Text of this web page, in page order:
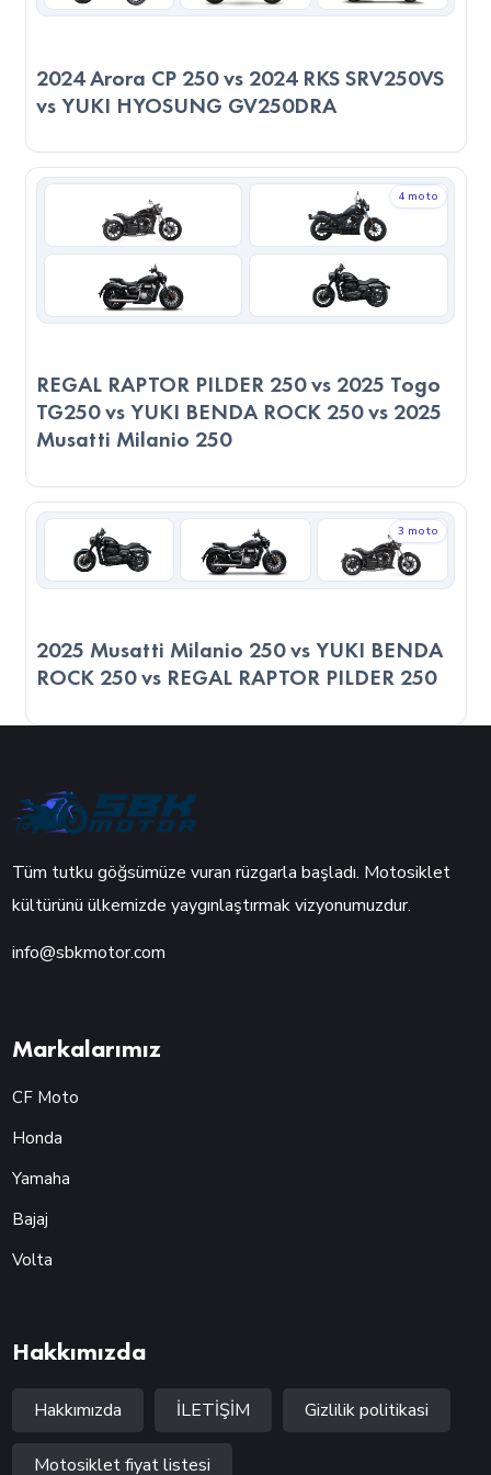
2024 Arora CP 250 vs 2024 RKS SRV250VS
vs YUKI HYOSUNG GV250DRA
4 moto
REGAL RAPTOR PILDER 250 vs 2025 Togo
TG250 vs YUKI BENDA ROCK 250 vs 2025
Musatti Milanio 250
3 moto
2025 Musatti Milanio 250 vs YUKI BENDA
ROCK 250 vs REGAL RAPTOR PILDER 250
Tüm tutku göğsümüze vuran rüzgarla başladı. Motosiklet
kültürünü ülkemizde yaygınlaştırmak vizyonumuzdur.
info@sbkmotor.com
Markalarımız
CF Moto
Honda
Yamaha
Bajaj
Volta
Hakkımızda
Hakkımızda İLETİŞİM Gizlilik politikasi
Motosiklet fiyat listesi